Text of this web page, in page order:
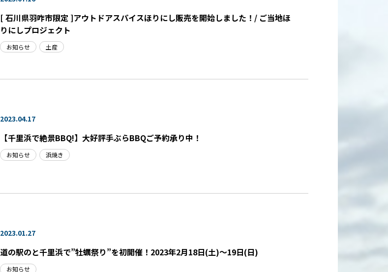
[ 石川県羽咋市限定 ]アウトドアスパイスほりにし販売を開始しました！/ ご当地ほ
りにしプロジェクト
お知らせ 土産
2023.04.17
【千里浜で絶景BBQ!】大好評手ぶらBBQご予約承り中！
お知らせ 浜焼き
2023.01.27
道の駅のと千里浜で”牡蠣祭り”を初開催！2023年2月18日(土)～19日(日)
お知らせ